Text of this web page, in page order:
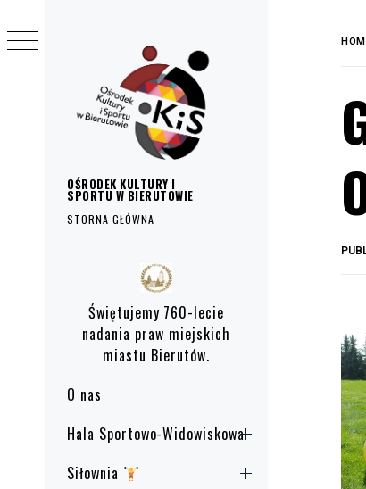
OŚRODEK KULTURY I
SPORTU W BIERUTOWIE
STORNA GŁÓWNA
Świętujemy 760-lecie
nadania praw miejskich
miastu Bierutów.
O nas
Hala Sportowo-Widowiskowa
Siłownia